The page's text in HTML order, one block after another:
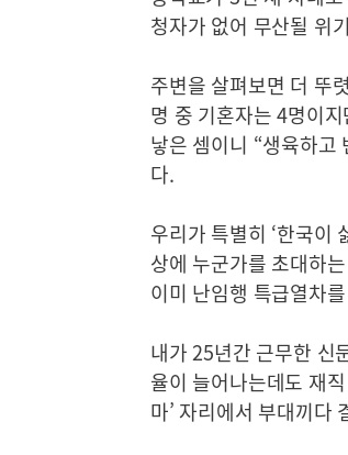
청자가 없어 무산될 위
주변을 살펴보면 더 뚜
명 중 기혼자는 4명이
낳은 셈이니 “생육하고
다.
우리가 특별히 ‘한국이
상에 누군가를 초대하
이미 난임행 특급열차
내가 25년간 근무한 신
율이 늘어나는데도 재
마’ 자리에서 부대끼다